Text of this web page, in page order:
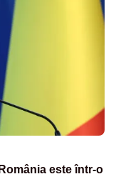
este într-o